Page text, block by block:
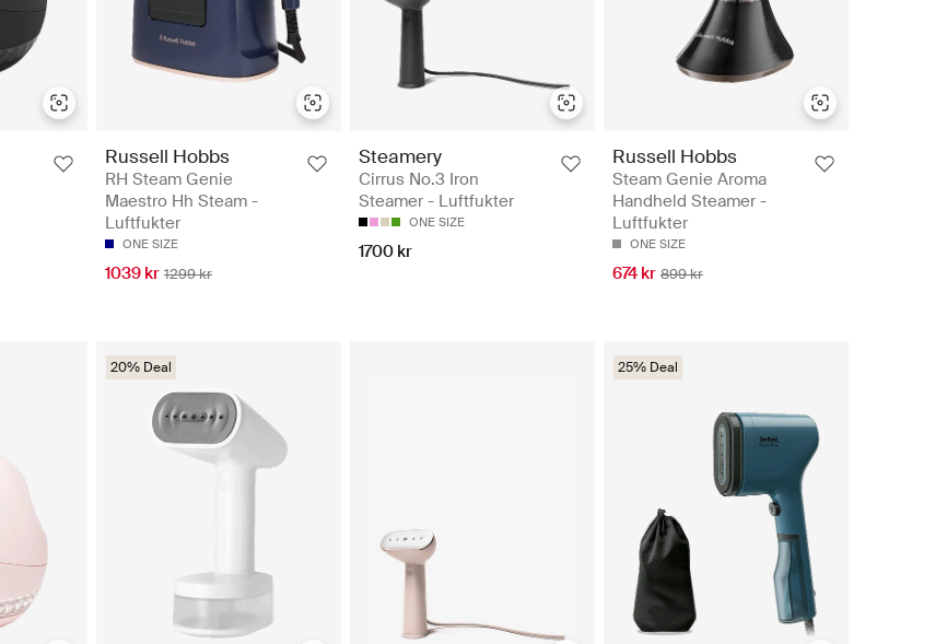
Russell Hobbs
RH Steam Genie
Maestro Hh Steam -
Luftfukter
ONE SIZE
1039 kr 1299 kr
Steamery
Cirrus No.3 Iron
Steamer - Luftfukter
ONE SIZE
1700 kr
Russell Hobbs
Steam Genie Aroma
Handheld Steamer -
Luftfukter
ONE SIZE
674 kr 899 kr
20% Deal 25% Deal